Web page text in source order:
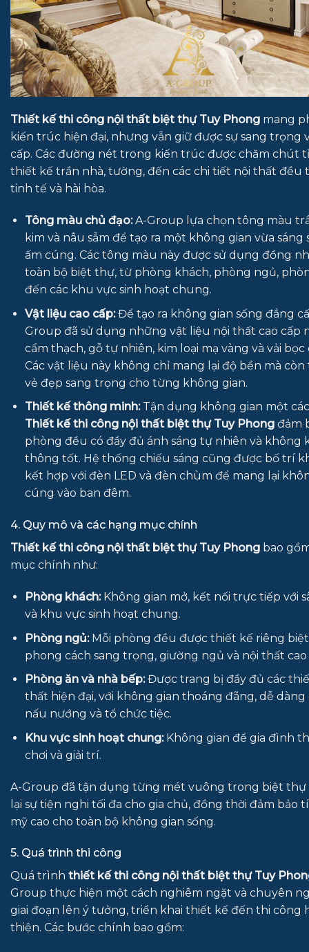
Thiết kế thi công nội thất biệt thự Tuy Phong mang
kiến trúc hiện đại, nhưng vẫn giữ được sự sang trọng
cấp. Các đường nét trong kiến trúc được chăm chút
thiết kế trần nhà, tường, đến các chi tiết nội thất đều
tinh tế và hài hòa.
Tông màu chủ đạo:A-Group lựa chọn tông màu
kim và nâu sẫm để tạo ra một không gian vừa sáng
ấm cúng. Các tông màu này được sử dụng đồng
toàn bộ biệt thự, từ phòng khách, phòng ngủ,
đến các khu vực sinh hoạt chung.
Vật liệu cao cấp:Để tạo ra không gian sống đẳng
Group đã sử dụng những vật liệu nội thất cao cấp
cẩm thạch, gỗ tự nhiên, kim loại mạ vàng và vải bọc
Các vật liệu này không chỉ mang lại độ bền mà còn
vẻ đẹp sang trọng cho từng không gian.
Thiết kế thông minh:Tận dụng không gian một
Thiết kế thi công nội thất biệt thự Tuy Phongđảm
phòng đều có đầy đủ ánh sáng tự nhiên và không
thông tốt. Hệ thống chiếu sáng cũng được bố trí
kết hợp với đèn LED và đèn chùm để mang lại
cúng vào ban đêm.
4. Quy mô và các hạng mục chính
Thiết kế thi công nội thất biệt thự Tuy Phong bao
mục chính như:
Phòng khách:Không gian mở, kết nối trực tiếp với
và khu vực sinh hoạt chung.
Phòng ngủ:Mỗi phòng đều được thiết kế riêng
phong cách sang trọng, giường ngủ và nội thất cao
Phòng ăn và nhà bếp:Được trang bị đầy đủ các
thất hiện đại, với không gian thoáng đãng, dễ dàng
nấu nướng và tổ chức tiệc.
Khu vực sinh hoạt chung:Không gian để gia đình
chơi và giải trí.
A-Group đã tận dụng từng mét vuông trong biệt thự
lại sự tiện nghi tối đa cho gia chủ, đồng thời đảm bảo
mỹ cao cho toàn bộ không gian sống.
5. Quá trình thi công
Quá trình thiết kế thi công nội thất biệt thự Tuy
Group thực hiện một cách nghiêm ngặt và chuyên
giai đoạn lên ý tưởng, triển khai thiết kế đến thi công
thiện. Các bước chính bao gồm: